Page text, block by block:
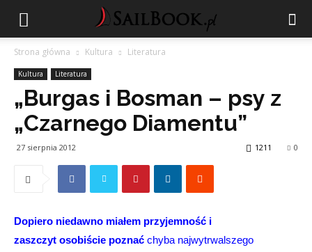
Strona główna Kultura Literatura
Kultura Literatura
„Burgas i Bosman – psy z
„Czarnego Diamentu”
27 sierpnia 2012 0
1211
Dopiero niedawno miałem przyjemność i
zaszczyt osobiście poznać chyba najwytrwalszego